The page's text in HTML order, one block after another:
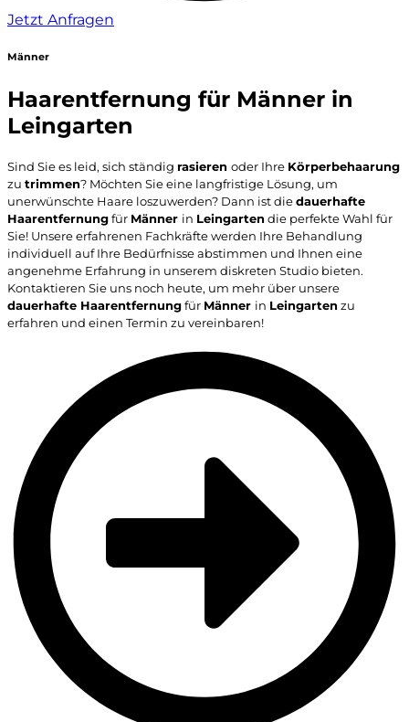
Jetzt Anfragen
Männer
Haarentfernung für Männer in
Leingarten
Sind Sie es leid, sich ständig rasieren oder Ihre Körperbehaarung
zu trimmen? Möchten Sie eine langfristige Lösung, um
unerwünschte Haare loszuwerden? Dann ist diedauerhafte
Haarentfernungfür Männer in Leingartendie perfekte Wahl für
Sie! Unsere erfahrenen Fachkräfte werden Ihre Behandlung
individuell auf Ihre Bedürfnisse abstimmen und Ihnen eine
angenehme Erfahrung in unserem diskreten Studio bieten.
Kontaktieren Sie uns noch heute, um mehr über unsere
dauerhafte Haarentfernungfür Männer in Leingartenzu
erfahren und einen Termin zu vereinbaren!